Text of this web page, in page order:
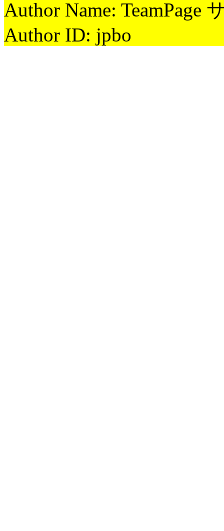
Author Name: TeamPage
Author ID: jpbo